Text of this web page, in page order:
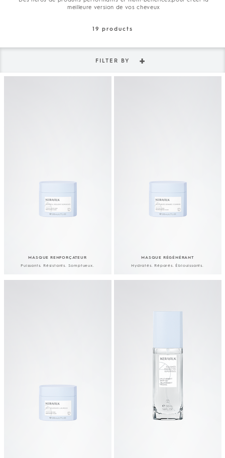
meilleure version de vos cheveux
FILTER BY
19 products
MASQUE RENFORÇATEUR
Puissants. Résistants. Somptueux.
MASQUE RÉGÉNÉRANT
Hydratés. Réparés. Éblouissants.